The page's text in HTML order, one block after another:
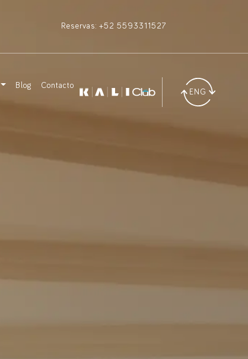
Reservas: +52 5593311527
Blog Contacto
ENG